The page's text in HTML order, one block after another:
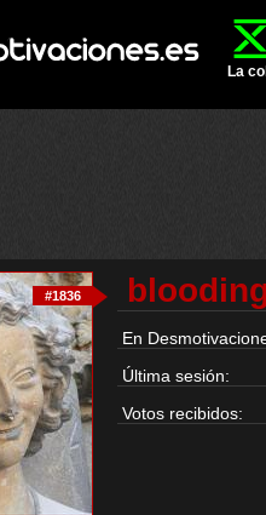
La
#1836
En
Última sesión:
Votos recibidos: